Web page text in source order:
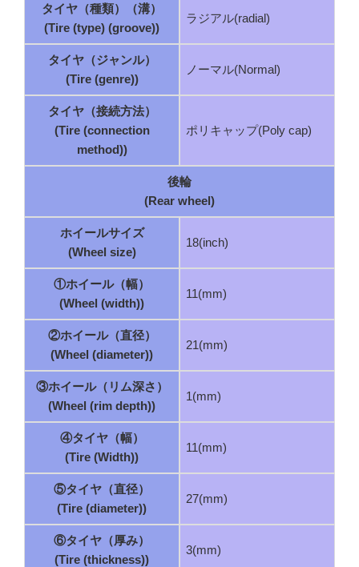
タイヤ（種類）（溝）
(Tire (type) (groove))
ラジアル(radial)
タイヤ（ジャンル）
(Tire (genre))
ノーマル(Normal)
タイヤ（接続方法）
(Tire (connection
method))
ポリキャップ(Poly cap)
後輪
(Rear wheel)
ホイールサイズ
(Wheel size)
18(inch)
①ホイール（幅）
(Wheel (width))
11(mm)
②ホイール（直径）
(Wheel (diameter))
21(mm)
③ホイール（リム深さ）
(Wheel (rim depth))
1(mm)
④タイヤ（幅）
(Tire (Width))
11(mm)
⑤タイヤ（直径）
(Tire (diameter))
27(mm)
⑥タイヤ（厚み）
(Tire (thickness))
3(mm)